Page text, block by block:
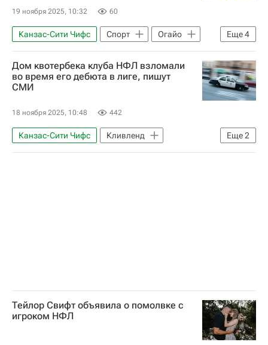
19 ноября 2025, 10:32 60
Еще4
Канзас-Сити Чифс Спорт
Огайо
Лука Дончич
США
ограбление
Вокруг спорта
Дом квотербека клуба НФЛ взломали
во время его дебюта в лиге, пишут
СМИ
18 ноября 2025, 10:48 442
Еще2
Канзас-Сити Чифс
Кливленд
Вокруг спорта
Тейлор Свифт объявила о помолвке с
игроком НФЛ